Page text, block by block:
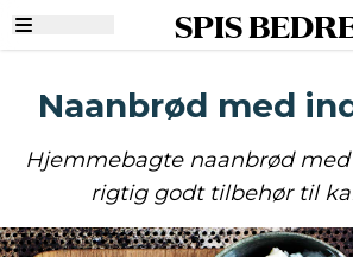
SPIS
Naanbrød med
Hjemmebagte naanbrød
rigtig godt tilbehør til